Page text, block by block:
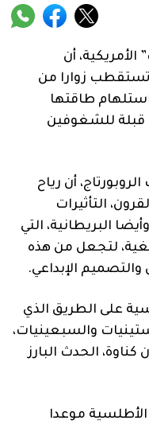
أن
تستقطب زوارا من
طاقتها
قبلة للشغوفين
أن رياح
التأثيرات
البريطانية، التي
لتجعل من هذه
الإبداعي.
على الطريق الذي
والسبعينيات،
الحدث البارز
موعدا